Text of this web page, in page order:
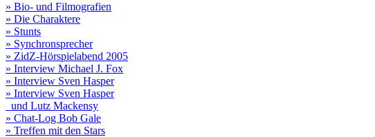
» Bio- und Filmografien
» Die Charaktere
» Stunts
» Synchronsprecher
» ZidZ-Hörspielabend 2005
» Interview Michael J. Fox
» Interview Sven Hasper
» Interview Sven Hasper
und Lutz Mackensy
» Chat-Log Bob Gale
» Treffen mit den Stars